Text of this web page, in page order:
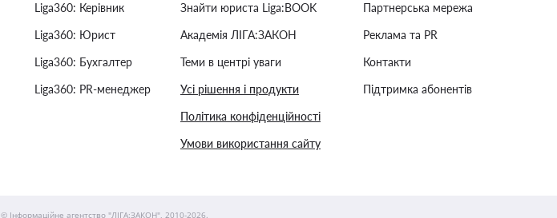
Liga360: Керівник
Liga360: Юрист
Liga360: Бухгалтер
Liga360: PR-менеджер
Знайти юриста Liga:BOOK
Академія ЛІГА:ЗАКОН
Теми в центрі уваги
Усі рішення і продукти
Політика конфіденційності
Умови використання сайту
Партнерська мережа
Реклама та PR
Контакти
Підтримка абонентів
© Інформаційне агентство "ЛІГА:ЗАКОН", 2010-2026.